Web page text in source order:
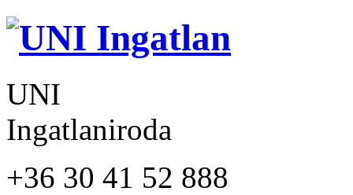
UNI
Ingatlaniroda
+36 30 41 52 888